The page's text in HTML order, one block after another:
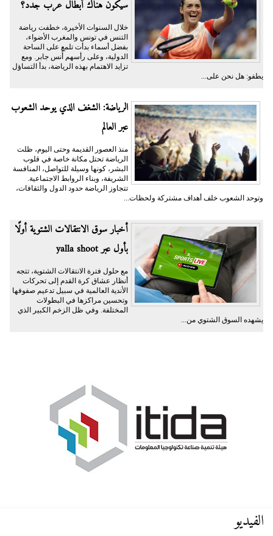
سيكون هناك أبطال عرب جدد؟
خلال السنوات الأخيرة، خطفت رياضة
التنس في تونس والمغرب الأضواء،
بفضل أسماء بدأت تلمع على الساحة
الدولية، وعلى رأسهم أُنس جابر. ومع
تزايد الاهتمام بهذه الرياضة، بدأ التساؤل
يطفو: هل نحن على...
الرياضة: الشغف الذي يوحد الشعوب
عبر العالم
منذ العصور القديمة وحتى اليوم، ظلت
الرياضة تحتل مكانة خاصة في قلوب
البشر، كونها وسيلة للتواصل، المنافسة
الشريفة، وبناء الروابط الاجتماعية.
تتجاوز الرياضة حدود الدول والثقافات،
وتوحد الشعوب خلف أهداف مشتركة ولحظات...
أخبار سوق الانتقالات الشتوية أولًا
بأول عبر yalla shoot
مع حلول فترة الانتقالات الشتوية، تتجه
أنظار عشاق كرة القدم إلى تحركات
الأندية العالمية في سبيل تدعيم صفوفها
وتحسين مراكزها في البطولات
المختلفة. وفي ظل الزخم الكبير الذي
يشهده السوق الشتوي من...
الفيديو